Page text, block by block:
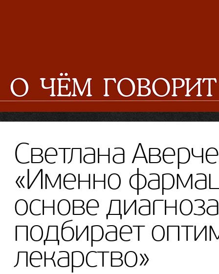
Светлана
«Именно
основе
подбирает
лекарство»